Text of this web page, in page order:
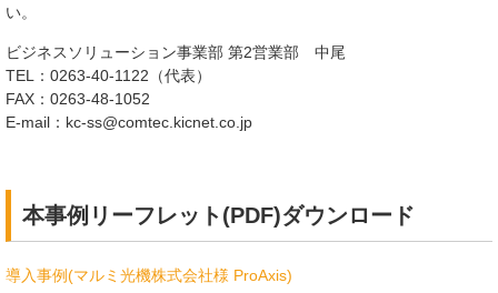
い。
ビジネスソリューション事業部 第2営業部 中尾
TEL：0263-40-1122（代表）
FAX：0263-48-1052
E-mail：kc-ss@comtec.kicnet.co.jp
本事例リーフレット(PDF)ダウンロード
導入事例(マルミ光機株式会社様 ProAxis)